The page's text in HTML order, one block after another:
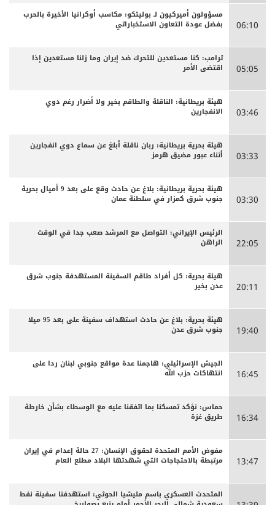
06:10
مسؤولون أميركيون لـ بوليتكو: مكاسب أوكرانيا الأخيرة بالحرب
بفضل عودة التعاون الاستخباراتي
05:05
ترامب: كنا مستعدين للتحرك ضد إيران وما زلنا مستعدين إذا
اقتضى الأمر
03:46
هيئة بريطانية: الناقلة والطاقم بخير ولا أضرار رغم دوي
الانفجارين
03:33
هيئة بحرية بريطانية: ربان ناقلة أبلغ عن سماع دوي انفجارين
أثناء عبور مضيق هرمز
03:30
هيئة بحرية بريطانية: بلاغ عن حادث وقع على بعد 9 أميال بحرية
جنوب شرق كمزار في سلطنة عمان
22:05
الرئيس الإيراني: التواصل مع المرشد صعب جدا في الوقت
الراهن
20:11
هيئة بحرية: كل أفراد طاقم السفينة المستهدفة جنوب شرق
عدن بخير
19:40
هيئة بحرية: بلاغ عن حادث استهداف سفينة على بعد 95 ميلا
جنوب شرق عدن
16:45
الجيش الإسرائيلي: هاجمنا عدة مواقع جنوبي لبنان ردا على
انتهاكات حزب الله
16:34
حماس: نؤكد تمسكنا بما اتفقنا عليه مع الوسطاء بشأن خارطة
طريق غزة
13:47
مفوض الأمم المتحدة لحقوق الإنسان: 27 حالة إعدام في إيران
مرتبطة بالاحتجاجات التي شهدتها البلاد مطلع العام
المتحدث العسكري باسم مليشيا الحوثي: استهدفنا سفينة نفط